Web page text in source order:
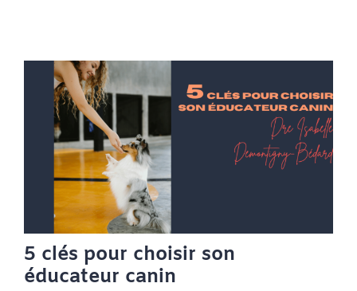
5 clés pour choisir son
éducateur canin